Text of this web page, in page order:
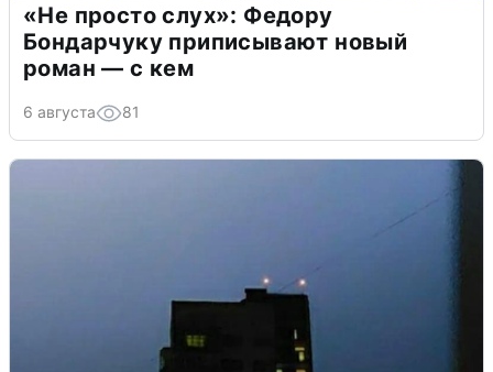
«Не просто слух»: Федору
Бондарчуку приписывают новый
роман — с кем
6 августа 81